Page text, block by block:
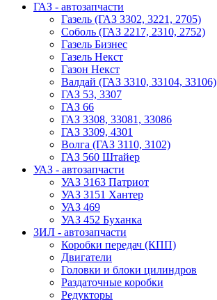
ГАЗ - автозапчасти
Газель (ГАЗ 3302, 3221, 2705)
Соболь (ГАЗ 2217, 2310, 2752)
Газель Бизнес
Газель Некст
Газон Некст
Валдай (ГАЗ 3310, 33104, 33106)
ГАЗ 53, 3307
ГАЗ 66
ГАЗ 3308, 33081, 33086
ГАЗ 3309, 4301
Волга (ГАЗ 3110, 3102)
ГАЗ 560 Штайер
УАЗ - автозапчасти
УАЗ 3163 Патриот
УАЗ 3151 Хантер
УАЗ 469
УАЗ 452 Буханка
ЗИЛ - автозапчасти
Коробки передач (КПП)
Двигатели
Головки и блоки цилиндров
Раздаточные коробки
Редукторы